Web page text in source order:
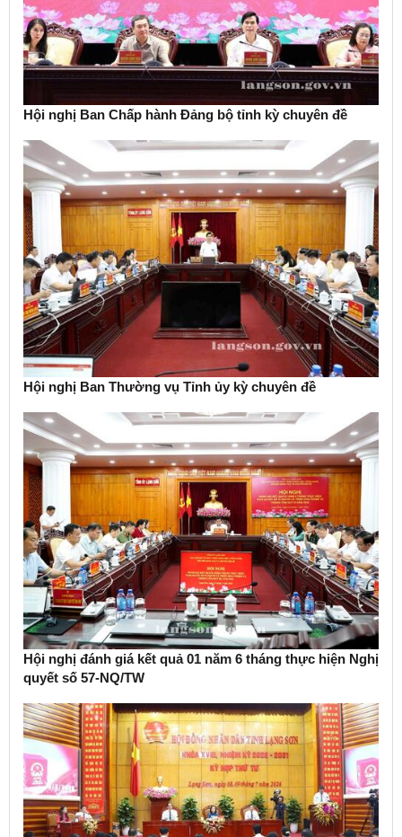
Hội nghị Ban Chấp hành Đảng bộ tỉnh kỳ chuyên đề
Hội nghị Ban Thường vụ Tỉnh ủy kỳ chuyên đề
Hội nghị đánh giá kết quả 01 năm 6 tháng thực hiện Nghị
quyết số 57-NQ/TW